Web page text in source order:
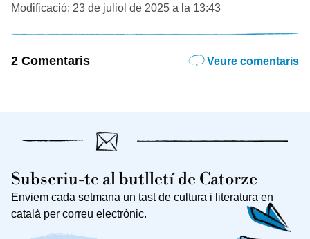
Modificació: 23 de juliol de 2025 a la 13:43
2 Comentaris Veure comentaris
Subscriu-te al butlletí de Catorze
Enviem cada setmana un tast de cultura i literatura en
català per correu electrònic.